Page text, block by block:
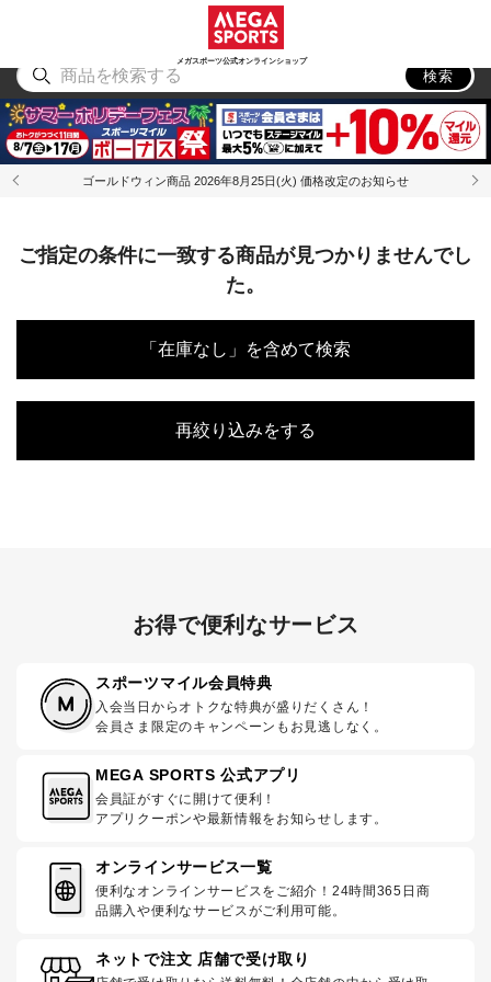
メガスポーツ公式オンラインショップ
アウトドア
検索
ゴールドウィン商品 2026年8月25日(火) 価格改定のお知らせ
ご指定の条件に一致する商品が見つかりませんでし
た。
「在庫なし」を含めて検索
再絞り込みをする
お得で便利なサービス
スポーツマイル会員特典
入会当日からオトクな特典が盛りだくさん！
会員さま限定のキャンペーンもお見逃しなく。
MEGA SPORTS 公式アプリ
会員証がすぐに開けて便利！
アプリクーポンや最新情報をお知らせします。
オンラインサービス一覧
便利なオンラインサービスをご紹介！24時間365日商
品購入や便利なサービスがご利用可能。
ネットで注文 店舗で受け取り